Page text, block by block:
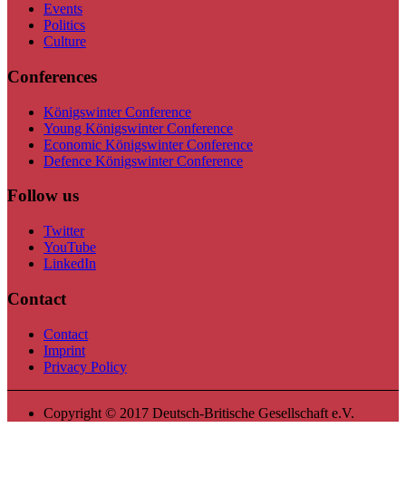
Events
Politics
Culture
Conferences
Königswinter Conference
Young Königswinter Conference
Economic Königswinter Conference
Defence Königswinter Conference
Follow us
Twitter
YouTube
LinkedIn
Contact
Contact
Imprint
Privacy Policy
Copyright © 2017 Deutsch-Britische Gesellschaft e.V.